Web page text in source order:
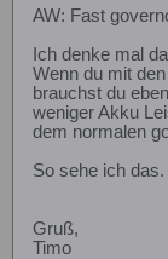
AW: Fast
Ich denke mal
Wenn du mit
brauchst du
weniger Akku
dem normalen
So sehe ich das.
Gruß,
Timo